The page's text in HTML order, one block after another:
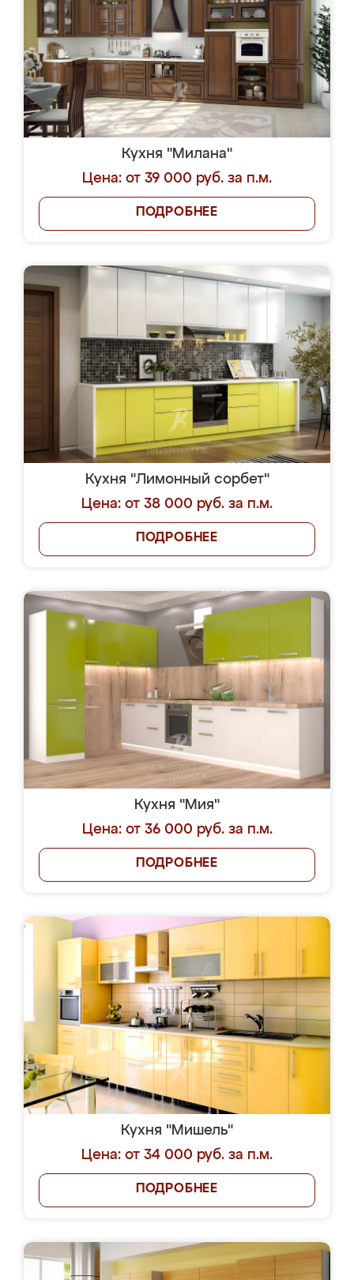
Кухня "Милана"
Цена: от 39 000 руб. за п.м.
ПОДРОБНЕЕ
Кухня "Лимонный сорбет"
Цена: от 38 000 руб. за п.м.
ПОДРОБНЕЕ
Кухня "Мия"
Цена: от 36 000 руб. за п.м.
ПОДРОБНЕЕ
Кухня "Мишель"
Цена: от 34 000 руб. за п.м.
ПОДРОБНЕЕ